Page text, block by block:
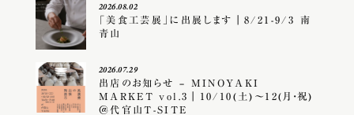
2026.08.02
「美食工芸展」に出展します｜8/21-9/3 南
青山
2026.07.29
出店のお知らせ – MINOYAKI
MARKET vol.3｜10/10(土)〜12(月・祝)
＠代官山T-SITE